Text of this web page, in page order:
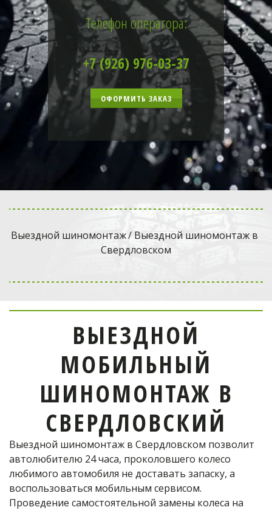
Телефон оператора:
+7 (926) 976-03-37
ОФОРМИТЬ ЗАКАЗ
в Одинцово
отремонтирует шину!
Телефон оператора:
+7 (926) 976-03-37
ОФОРМИТЬ ЗАКАЗ
Выездной шиномонтаж / Выездной шиномонтаж в
Свердловском
ВЫЕЗДНОЙ
МОБИЛЬНЫЙ
ШИНОМОНТАЖ В
СВЕРДЛОВСКИЙ
Выездной шиномонтаж в Свердловском позволит
автолюбителю 24 часа, проколовшего колесо
любимого автомобиля не доставать запаску, а
воспользоваться мобильным сервисом.
Проведение самостоятельной замены колеса на